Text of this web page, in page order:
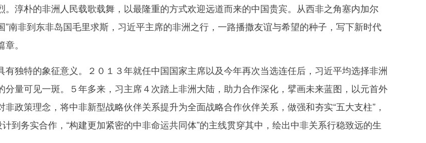
淳朴的非洲人民载歌载舞，以最隆重的方式欢迎远道而来的中国贵宾。从西非之角塞内加尔
”南非到东非岛国毛里求斯，习近平主席的非洲之行，一路播撒友谊与希望的种子，写下新时代
。
独特的象征意义。２０１３年就任中国国家主席以及今年再次当选连任后，习近平均选择非洲
分量可见一斑。５年多来，习主席４次踏上非洲大陆，助力合作深化，擘画未来蓝图，以元首外
政策理念，将中非新型战略伙伴关系提升为全面战略合作伙伴关系，做强和夯实“五大支柱”，
到务实合作，“构建更加紧密的中非命运共同体”的主线贯穿其中，绘出中非关系行稳致远的生